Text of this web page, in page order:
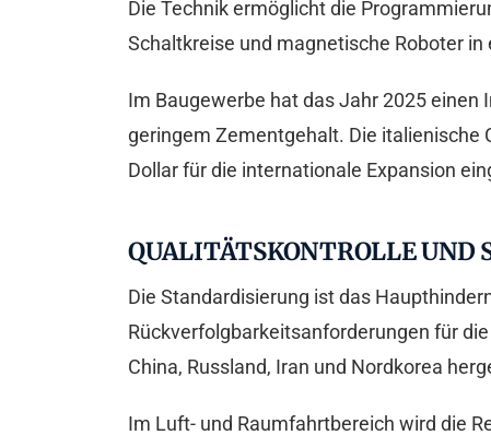
Die Technik ermöglicht die
Schaltkreise und magnetische Roboter
Im Baugewerbe hat das Jahr 2025
geringem Zementgehalt. Die
Dollar für die internationale Expansion
QUALITÄTSKONTROLLE UND
Die Standardisierung ist das
Rückverfolgbarkeitsanforderungen für
China, Russland, Iran und Nordkorea
Im Luft- und Raumfahrtbereich wird die